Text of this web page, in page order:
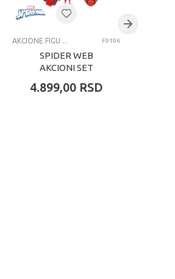
AKCIONE FIGURE I SETOVI F9196
SPIDER WEB
AKCIONI SET
4.899,00 RSD